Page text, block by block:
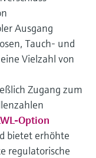
Ausgang
Tauch- und
Vielzahl von
Zugang zum
Option
bietet erhöhte
regulatorische